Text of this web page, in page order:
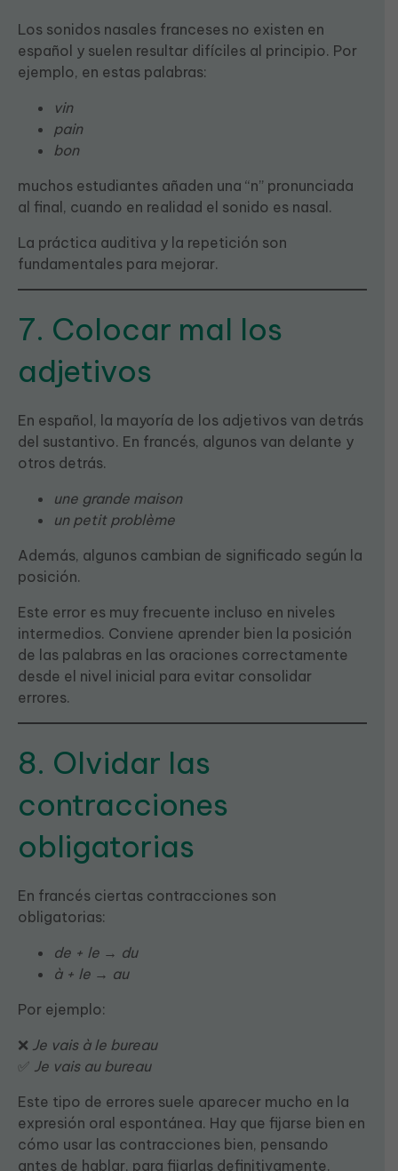
Los sonidos nasales franceses no existen en
español y suelen resultar difíciles al principio. Por
ejemplo, en estas palabras:
vin
pain
bon
muchos estudiantes añaden una “n” pronunciada
al final, cuando en realidad el sonido es nasal.
La práctica auditiva y la repetición son
fundamentales para mejorar.
7. Colocar mal los
adjetivos
En español, la mayoría de los adjetivos van detrás
del sustantivo. En francés, algunos van delante y
otros detrás.
une grande maison
un petit problème
Además, algunos cambian de significado según la
posición.
Este error es muy frecuente incluso en niveles
intermedios. Conviene aprender bien la posición
de las palabras en las oraciones correctamente
desde el nivel inicial para evitar consolidar
errores.
8. Olvidar las
contracciones
obligatorias
En francés ciertas contracciones son
obligatorias:
de + le → du
à + le → au
Por ejemplo:
❌ Je vais à le bureau
✅ Je vais au bureau
Este tipo de errores suele aparecer mucho en la
expresión oral espontánea. Hay que fijarse bien en
cómo usar las contracciones bien, pensando
antes de hablar, para fijarlas definitivamente.